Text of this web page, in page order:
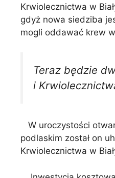
Krwiolecznictwa w
gdyż nowa siedziba
mogli oddawać krew
Teraz będzie
i
W uroczystości
podlaskim został on
Krwiolecznictwa w